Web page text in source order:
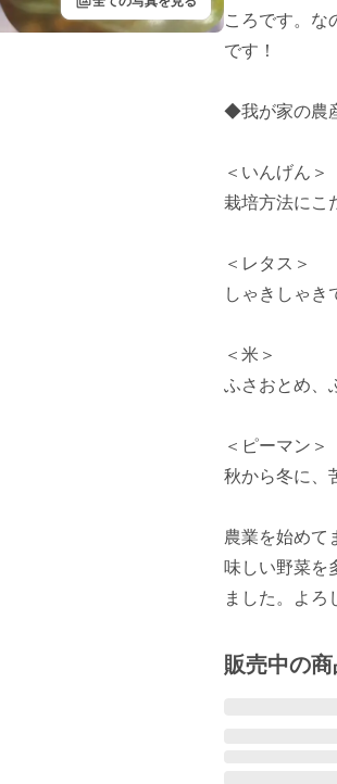
ころです。な
です！
◆我が家の農
＜いんげん＞
栽培方法にこ
＜レタス＞
しゃきしゃき
＜米＞
ふさおとめ、
＜ピーマン＞
秋から冬に、
農業を始めて
味しい野菜を
販売中の